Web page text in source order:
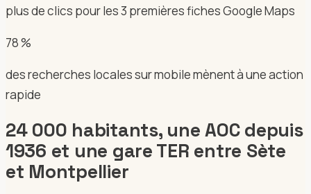
plus de clics pour les 3 premières fiches Google Maps
78 %
des recherches locales sur mobile mènent à une action
rapide
24 000 habitants, une AOC depuis
1936 et une gare TER entre Sète
et Montpellier